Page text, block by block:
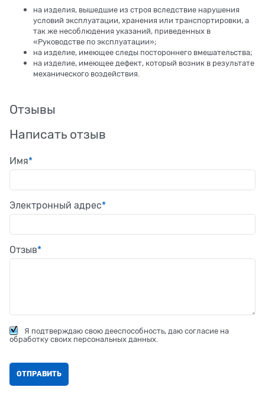
на изделия, вышедшие из строя вследствие нарушения
условий эксплуатации, хранения или транспортировки, а
так же несоблюдения указаний, приведенных в
«Руководстве по эксплуатации»;
на изделие, имеющее следы постороннего вмешательства;
на изделие, имеющее дефект, который возник в результате
механического воздействия.
Отзывы
Написать отзыв
Имя
Электронный адрес
Отзыв
Я подтверждаю свою дееспособность, даю согласие на
обработку своих персональных данных.